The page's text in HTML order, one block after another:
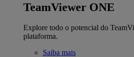
TeamViewer ONE
Explore todo o potencial do
plataforma.
Saiba mais